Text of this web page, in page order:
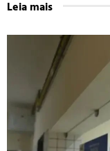
Leia mais